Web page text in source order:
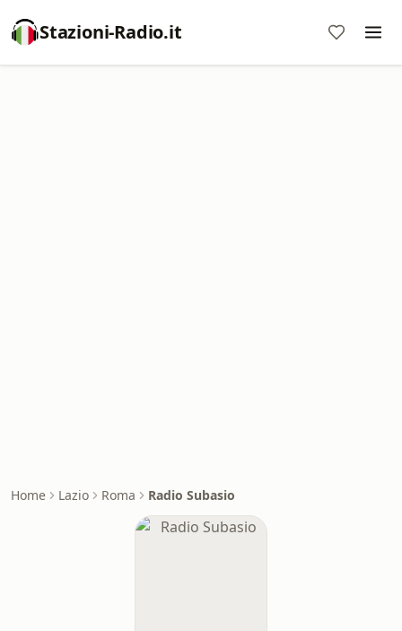
Stazioni-Radio.it
Home Lazio Roma Radio Subasio